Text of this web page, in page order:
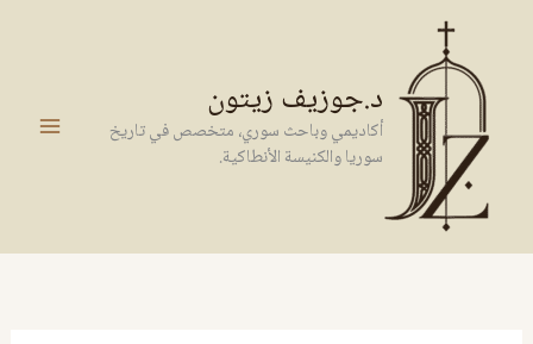
المحتوى
د.جوزيف زيتون
أكاديمي وباحث سوري، متخصص في تاريخ
سوريا والكنيسة الأنطاكية.